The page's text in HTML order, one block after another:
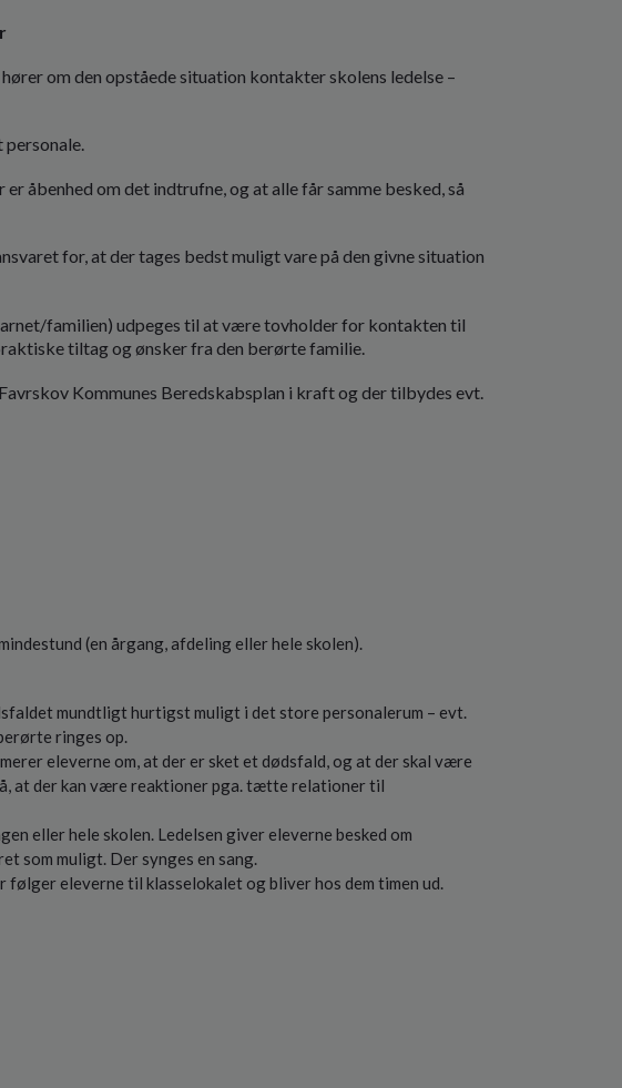
om den opståede situation kontakter skolens ledelse –
åbenhed om det indtrufne, og at alle får samme besked, så
for, at der tages bedst muligt vare på den givne situation
familien) udpeges til at være tovholder for kontakten til
tiltag og ønsker fra den berørte familie.
Kommunes Beredskabsplan i kraft og der tilbydes evt.
(en årgang, afdeling eller hele skolen).
mundtligt hurtigst muligt i det store personalerum – evt.
ringes op.
eleverne om, at der er sket et dødsfald, og at der skal være
at der kan være reaktioner pga. tætte relationer til
eller hele skolen. Ledelsen giver eleverne besked om
som muligt. Der synges en sang.
eleverne til klasselokalet og bliver hos dem timen ud.